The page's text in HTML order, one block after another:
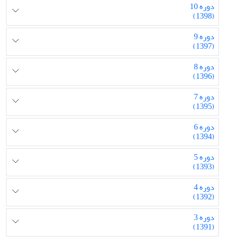
دوره 10
(1398)
دوره 9
(1397)
دوره 8
(1396)
دوره 7
(1395)
دوره 6
(1394)
دوره 5
(1393)
دوره 4
(1392)
دوره 3
(1391)